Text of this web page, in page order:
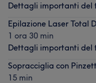
Dettagli importanti del
Epilazione Laser Total
1 ora 30 min
Dettagli importanti del
Sopracciglia con
15 min